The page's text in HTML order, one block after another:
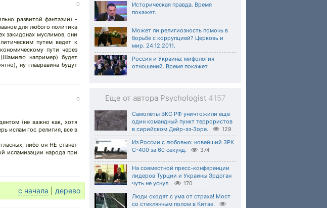
Историческая правда. Время
покажет.
Может ли религиозность помочь в
борьбе с коррупцией? Церковь и
мир. 24.12.2011.
Россия и Украина: мифология
отношений. Время покажет.
Еще от автора Psychologist 4157
Самолёты ВКС РФ уничтожили еще
один командный пункт террористов
в сирийском Дейр-эз-Зоре.
129
Из России с любовью: новейший ЗРК
С-400 за 60 секунд.
374
На совместной пресс-конференции
лидеров Турции и Украины Эрдоган
чуть не уснул.
170
Люди сходят с ума от страха! Мост
со стеклянным полом в Китае.
0
развитой фантазии) -
для любого политика
закидонах муслимов, они
путем ведет к
пути через
например) будет
ну главравина будут
0
(не важно как, хотя
ислам гос религия, все в
либо он НЕ станет
исламизации народа при
с начала дерево